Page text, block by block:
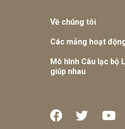
Về chúng tôi
Các mảng hoạt
Mô hình Câu lạc bộ
giúp nhau